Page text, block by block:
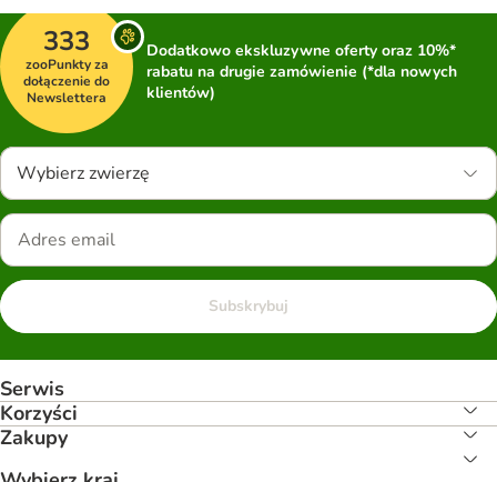
333
zooPunkty za
dołączenie do
Newslettera
Dodatkowo ekskluzywne oferty oraz 10%*
rabatu na drugie zamówienie (*dla nowych
klientów)
Wybierz zwierzę
Subskrybuj
Serwis
Korzyści
Zakupy